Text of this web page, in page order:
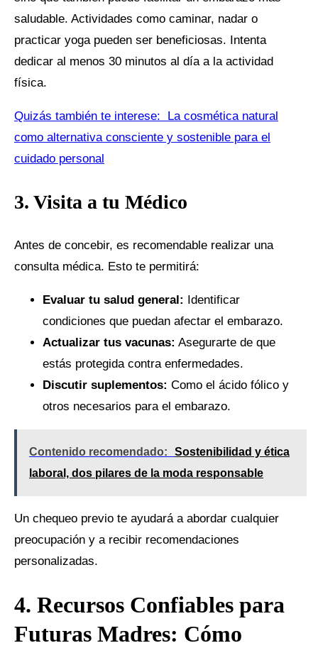
saludable. Actividades como caminar, nadar o
practicar yoga pueden ser beneficiosas. Intenta
dedicar al menos 30 minutos al día a la actividad
física.
Quizás también te interese:
La cosmética natural
como alternativa consciente y sostenible para el
cuidado personal
3. Visita a tu Médico
Antes de concebir, es recomendable realizar una
consulta médica. Esto te permitirá:
Evaluar tu salud general: Identificar
condiciones que puedan afectar el embarazo.
Actualizar tus vacunas: Asegurarte de que
estás protegida contra enfermedades.
Discutir suplementos: Como el ácido fólico y
otros necesarios para el embarazo.
Contenido recomendado:
Sostenibilidad y ética
laboral, dos pilares de la moda responsable
Un chequeo previo te ayudará a abordar cualquier
preocupación y a recibir recomendaciones
personalizadas.
4. Recursos Confiables para
Futuras Madres: Cómo